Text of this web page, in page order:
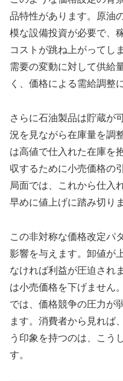
品特性があります。原油
模な設備投資が必要で、
コストが跳ね上がってし
需要の変動に対して供給
く、価格による需給調整
さらに石油製品は貯蔵が
況を見ながら在庫量を調
は高値で仕入れた在庫を
収するために小売価格の
局面では、これから仕入
早めに値上げに踏み切りま
この非対称な価格改定パ
影響を与えます。卸値が
なければ利益が圧迫され
は小売価格を下げません
では、価格競争の圧力が
ます。消費者から見れば
う印象を持つのは、こう
す。